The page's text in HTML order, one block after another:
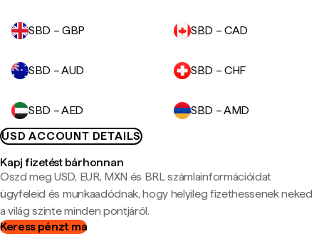
SBD – GBP SBD – CAD
SBD – AUD SBD – CHF
SBD – AED
SBD – AMD
USD ACCOUNT DETAILS
Kapj fizetést bárhonnan
Oszd meg USD, EUR, MXN és BRL számlainformációidat
ügyfeleid és munkaadódnak, hogy helyileg fizethessenek neked
a világ szinte minden pontjáról.
Keress pénzt ma